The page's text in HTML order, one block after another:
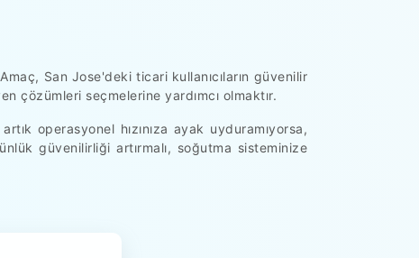
San Jose'deki ticari kullanıcıların güvenilir
çözümleri seçmelerine yardımcı olmaktır.
operasyonel hızınıza ayak uyduramıyorsa,
güvenilirliği artırmalı, soğutma sisteminize